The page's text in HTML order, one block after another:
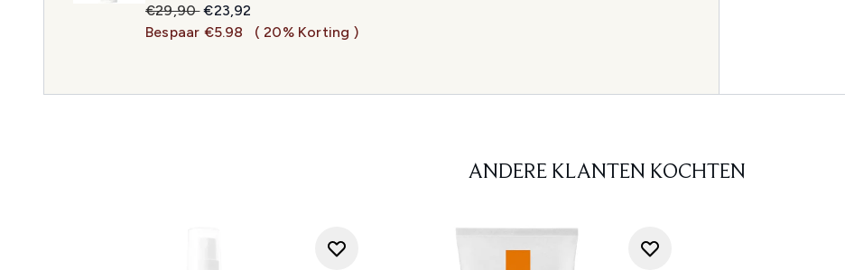
Recommended Retail Price:
€29,90Huidige prijs:
€23,92
Bespaar €5.98
( 20% Korting )
ANDERE KLANTEN KOCHTEN